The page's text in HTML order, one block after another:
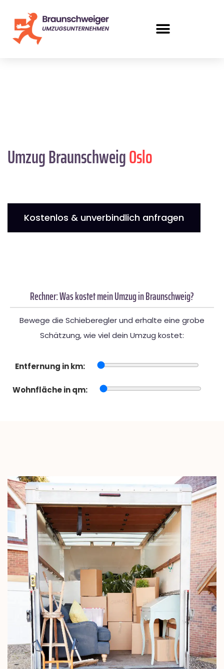
Umzug BraunschweigOslo
Kostenlos & unverbindlich anfragen
Rechner: Was kostet mein Umzug in Braunschweig?
Bewege die Schieberegler und erhalte eine grobe
Schätzung, wie viel dein Umzug kostet:
Entfernung in km:
Wohnfläche in qm: